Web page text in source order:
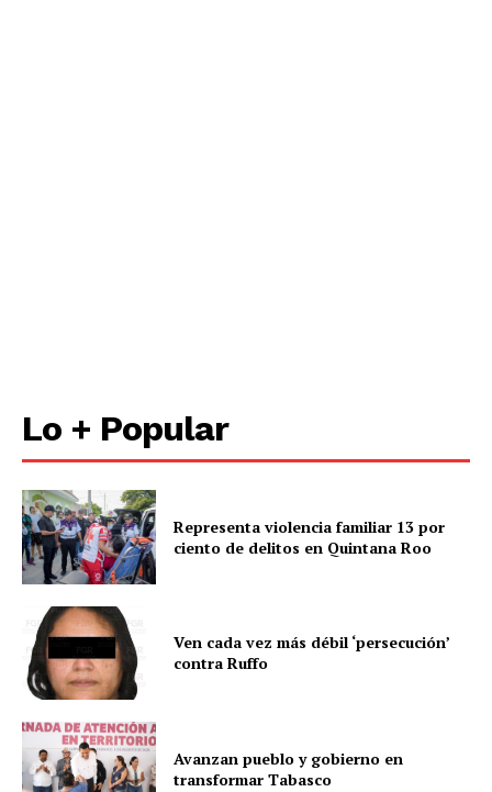
Lo + Popular
Representa violencia familiar 13 por
ciento de delitos en Quintana Roo
Ven cada vez más débil ‘persecución’
contra Ruffo
Avanzan pueblo y gobierno en
transformar Tabasco